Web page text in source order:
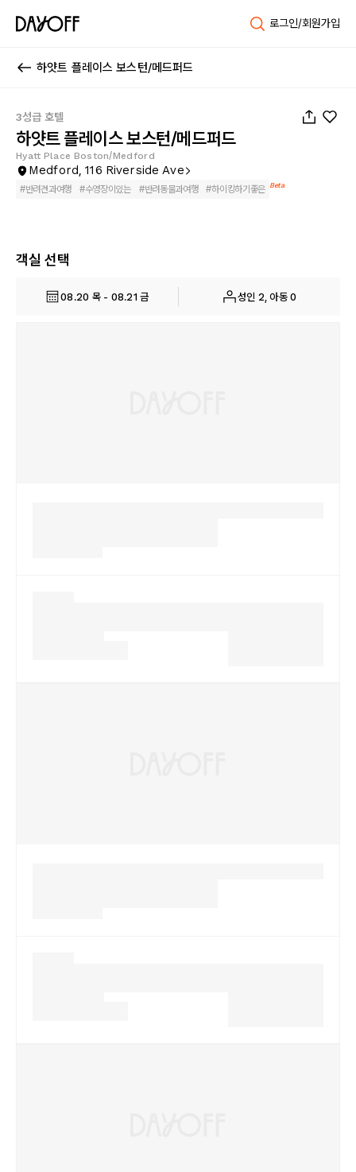
로그인/회원가입
하얏트 플레이스 보스턴/메드퍼드
3성급 호텔
하얏트 플레이스 보스턴/메드퍼드
Hyatt Place Boston/Medford
Medford, 116 Riverside Ave
#반려견과여행 #수영장이있는 #반려동물과여행 #하이킹하기좋은 Beta
객실 선택
08.20 목 - 08.21 금 성인 2, 아동 0